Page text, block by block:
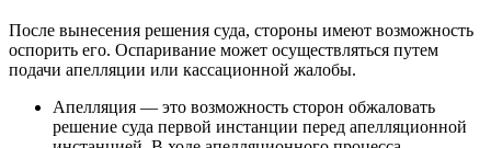
После вынесения решения суда, стороны имеют возможность
оспорить его. Оспаривание может осуществляться путем
подачи апелляции или кассационной жалобы.
Апелляция — это возможность сторон обжаловать
решение суда первой инстанции перед апелляционной